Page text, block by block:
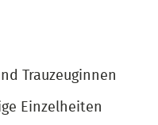
Trauzeuginnen
Einzelheiten